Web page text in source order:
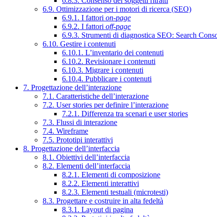
6.9. Ottimizzazione per i motori di ricerca (SEO)
6.9.1. I fattori on-page
6.9.2. I fattori off-page
6.9.3. Strumenti di diagnostica SEO: Search
6.10. Gestire i contenuti
6.10.1. L’inventario dei contenuti
6.10.2. Revisionare i contenuti
6.10.3. Migrare i contenuti
6.10.4. Pubblicare i contenuti
7. Progettazione dell’interazione
7.1. Caratteristiche dell’interazione
7.2. User stories per definire l’interazione
7.2.1. Differenza tra scenari e user stories
7.3. Flussi di interazione
7.4. Wireframe
7.5. Prototipi interattivi
8. Progettazione dell’interfaccia
8.1. Obiettivi dell’interfaccia
8.2. Elementi dell’interfaccia
8.2.1. Elementi di composizione
8.2.2. Elementi interattivi
8.2.3. Elementi testuali (microtesti)
8.3. Progettare e costruire in alta fedeltà
8.3.1. Layout di pagina